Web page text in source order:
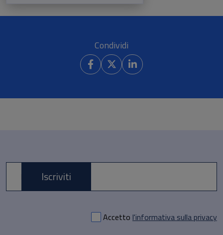
Condividi
E-mail *
Accetto l'informativa sulla privacy
Iscriviti